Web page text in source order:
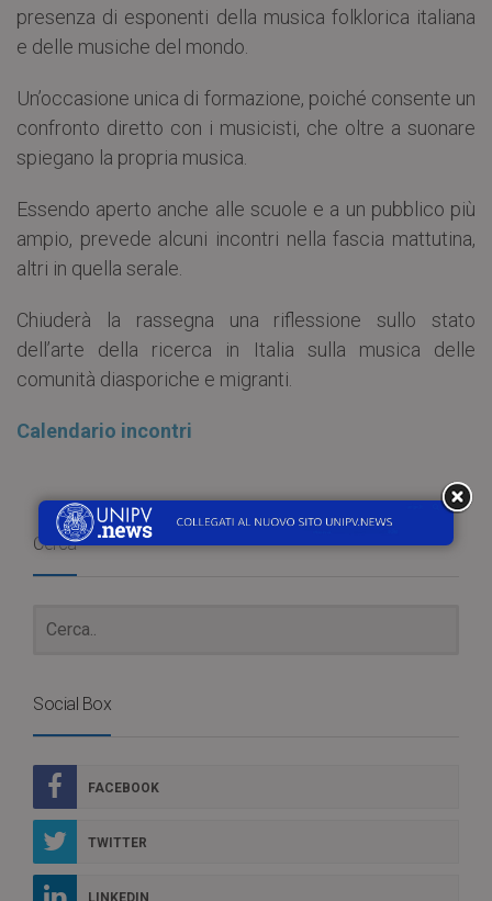
presenza di esponenti della musica folklorica italiana
e delle musiche del mondo.
Un’occasione unica di formazione, poiché consente un
confronto diretto con i musicisti, che oltre a suonare
spiegano la propria musica.
Essendo aperto anche alle scuole e a un pubblico più
ampio, prevede alcuni incontri nella fascia mattutina,
altri in quella serale.
Chiuderà la rassegna una riflessione sullo stato
dell’arte della ricerca in Italia sulla musica delle
comunità diasporiche e migranti.
Calendario incontri
Cerca
Social Box
FACEBOOK
TWITTER
LINKEDIN